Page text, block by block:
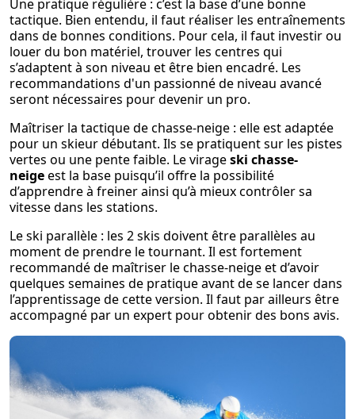
Une pratique régulière : c’est la base d’une bonne
tactique. Bien entendu, il faut réaliser les entraînements
dans de bonnes conditions. Pour cela, il faut investir ou
louer du bon matériel, trouver les centres qui
s’adaptent à son niveau et être bien encadré. Les
recommandations d'un passionné de niveau avancé
seront nécessaires pour devenir un pro.
Maîtriser la tactique de chasse-neige : elle est adaptée
pour un skieur débutant. Ils se pratiquent sur les pistes
vertes ou une pente faible. Le virageski chasse-
neigeest la base puisqu’il offre la possibilité
d’apprendre à freiner ainsi qu’à mieux contrôler sa
vitesse dans les stations.
Le ski parallèle : les 2 skis doivent être parallèles au
moment de prendre le tournant. Il est fortement
recommandé de maîtriser le chasse-neige et d’avoir
quelques semaines de pratique avant de se lancer dans
l’apprentissage de cette version. Il faut par ailleurs être
accompagné par un expert pour obtenir des bons avis.